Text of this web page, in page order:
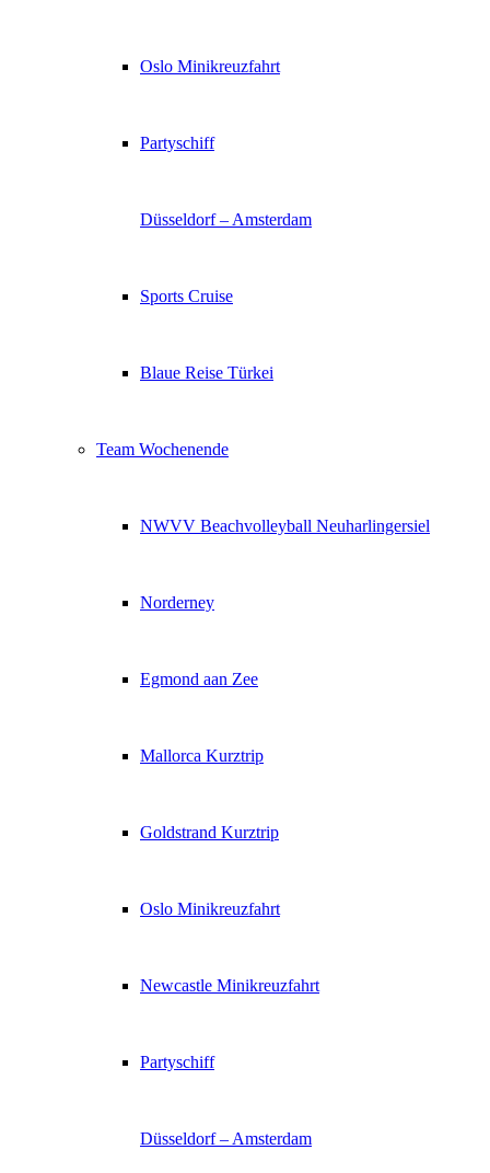
Oslo Minikreuzfahrt
Partyschiff
Düsseldorf – Amsterdam
Sports Cruise
Blaue Reise Türkei
Team Wochenende
NWVV Beachvolleyball Neuharlingersiel
Norderney
Egmond aan Zee
Mallorca Kurztrip
Goldstrand Kurztrip
Oslo Minikreuzfahrt
Newcastle Minikreuzfahrt
Partyschiff
Düsseldorf – Amsterdam